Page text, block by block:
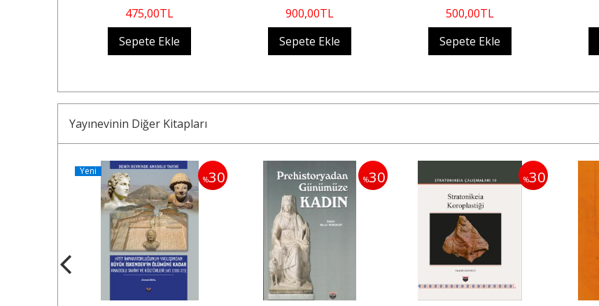
475,00TL
Sepete Ekle
900,00TL
Sepete Ekle
500,00TL
Sepete Ekle
Yayınevinin Diğer Kitapları
%30
Yeni
%30 %30